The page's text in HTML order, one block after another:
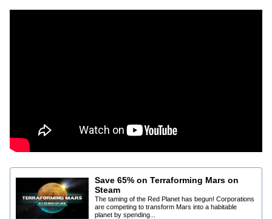
Save 65% on Terraforming Mars on
Steam
The taming of the Red Planet has begun! Corporations
are competing to transform Mars into a habitable
planet by spending...